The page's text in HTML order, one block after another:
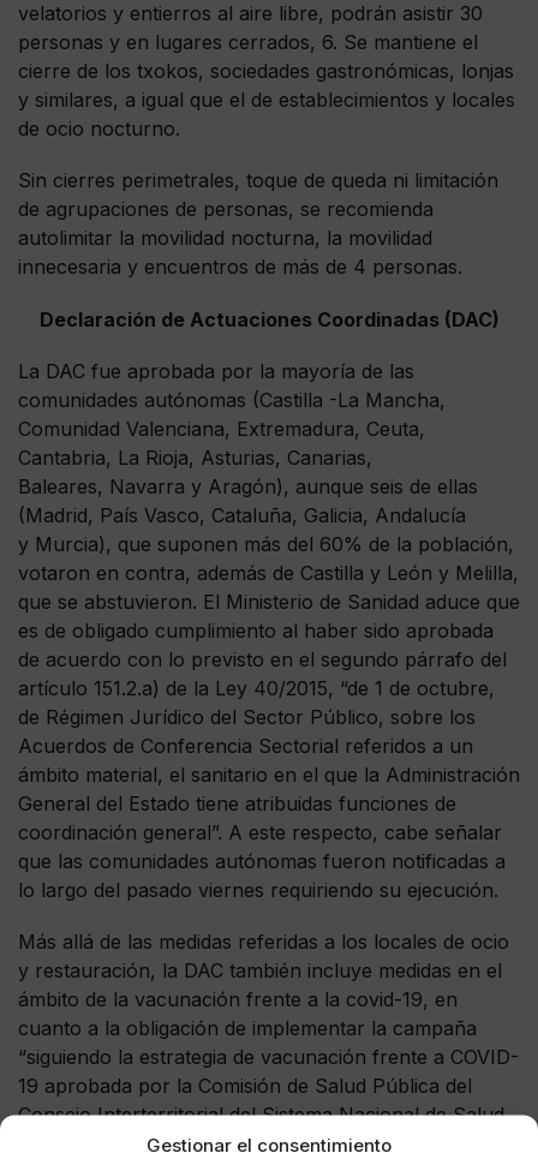
Gestionar el consentimiento
velatorios y entierros al aire libre, podrán asistir 30
personas y en lugares cerrados, 6. Se mantiene el
cierre de los txokos, sociedades gastronómicas, lonjas
y similares, a igual que el de establecimientos y locales
de ocio nocturno.
Sin cierres perimetrales, toque de queda ni limitación
de agrupaciones de personas, se recomienda
autolimitar la movilidad nocturna, la movilidad
innecesaria y encuentros de más de 4 personas.
Declaración de Actuaciones Coordinadas (DAC)
La DAC fue aprobada por la mayoría de las
comunidades autónomas (Castilla -La Mancha,
Comunidad Valenciana, Extremadura, Ceuta,
Cantabria, La Rioja, Asturias, Canarias,
Baleares, Navarra y Aragón), aunque seis de ellas
(Madrid, País Vasco, Cataluña, Galicia, Andalucía
y Murcia), que suponen más del 60% de la población,
votaron en contra, además de Castilla y León y Melilla,
que se abstuvieron. El Ministerio de Sanidad aduce que
es de obligado cumplimiento al haber sido aprobada
de acuerdo con lo previsto en el segundo párrafo del
artículo 151.2.a) de la Ley 40/2015, “de 1 de octubre,
de Régimen Jurídico del Sector Público, sobre los
Acuerdos de Conferencia Sectorial referidos a un
ámbito material, el sanitario en el que la Administración
General del Estado tiene atribuidas funciones de
coordinación general”. A este respecto, cabe señalar
que las comunidades autónomas fueron notificadas a
lo largo del pasado viernes requiriendo su ejecución.
Más allá de las medidas referidas a los locales de ocio
y restauración, la DAC también incluye medidas en el
ámbito de la vacunación frente a la covid-19, en
cuanto a la obligación de implementar la campaña
“siguiendo la estrategia de vacunación frente a COVID-
19 aprobada por la Comisión de Salud Pública del
Consejo Interterritorial del Sistema Nacional de Salud
y a propuesta de la Ponencia de Programa y Registro